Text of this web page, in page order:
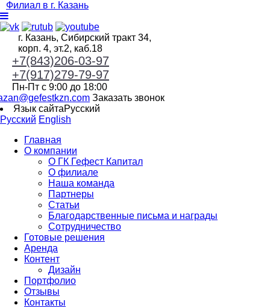
Филиал в г. Казань
г. Казань, Сибирский тракт 34,
корп. 4, эт.2, каб.18
+7(843)206-03-97
+7(917)279-79-97
Пн-Пт с 9:00 до 18:00
Заказать звонок
Язык сайтаРусский
Русский English
Главная
О компании
О ГК Гефест Капитал
О филиале
Наша команда
Партнеры
Статьи
Благодарственные письма и награды
Сотрудничество
Готовые решения
Аренда
Контент
Дизайн
Портфолио
Отзывы
Контакты